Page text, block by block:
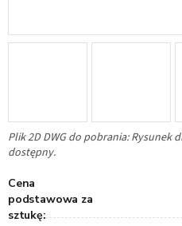
Plik 2D DWG do pobrania: Rysunek
dostępny.
Cena
podstawowa za
sztukę: